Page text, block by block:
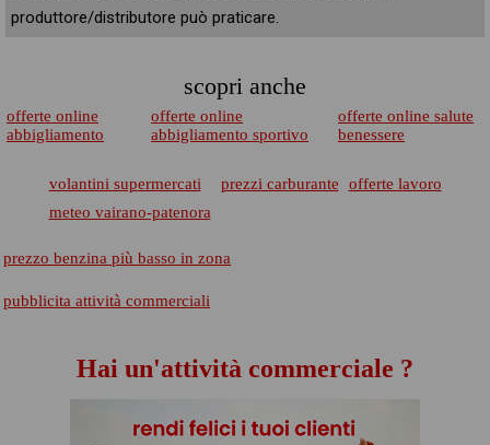
produttore/distributore può praticare.
scopri anche
offerte online
abbigliamento
offerte online
abbigliamento sportivo
offerte online salute
benessere
volantini supermercati prezzi carburante
offerte lavoro
meteo vairano-patenora
prezzo benzina più basso in zona
pubblicita attività commerciali
Hai un'attività commerciale ?